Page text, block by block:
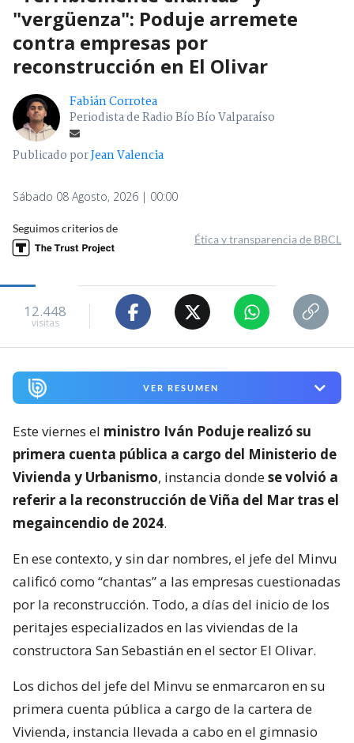
"vergüenza": Poduje arremete
contra empresas por
reconstrucción en El Olivar
Fabián Corrotea
Periodista de Radio Bío Bío Valparaíso
Publicado porJean Valencia
Sábado 08 Agosto, 2026 | 00:00
Seguimos criterios de
Ética y transparencia de BBCL
12.448
visitas
VER RESUMEN
Este viernes el ministro Iván Poduje realizó su
primera cuenta pública a cargo del Ministerio de
Vivienda y Urbanismo, instancia dondese volvió a
referir a la reconstrucción de Viña del Mar tras el
megaincendio de 2024.
En ese contexto, y sin dar nombres, el jefe del Minvu
calificó como “chantas” a las empresas cuestionadas
por la reconstrucción. Todo, a días del inicio de los
peritajes especializados en las viviendas de la
constructora San Sebastián en el sector El Olivar.
Los dichos del jefe del Minvu se enmarcaron en su
primera cuenta pública a cargo de la cartera de
Vivienda, instancia llevada a cabo en el gimnasio